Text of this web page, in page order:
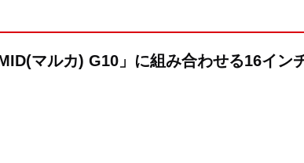
マルカ) G10」に組み合わせる16イン